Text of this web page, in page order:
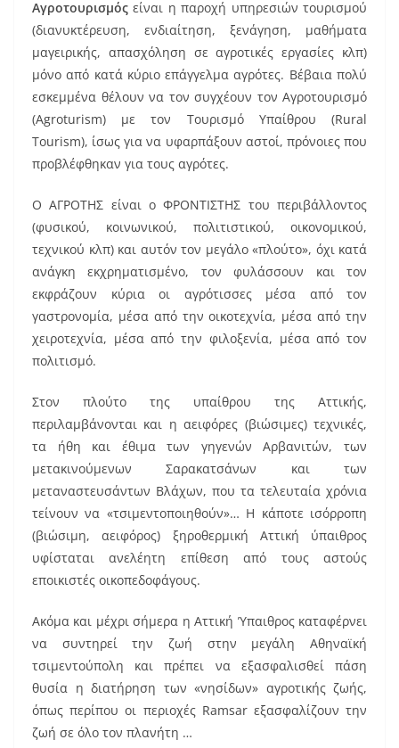
Αγροτουρισμός είναι η παροχή υπηρεσιών τουρισμού
(διανυκτέρευση, ενδιαίτηση, ξενάγηση, μαθήματα
μαγειρικής, απασχόληση σε αγροτικές εργασίες κλπ)
μόνο από κατά κύριο επάγγελμα αγρότες. Βέβαια πολύ
εσκεμμένα θέλουν να τον συγχέουν τον Αγροτουρισμό
(Agroturism) με τον Τουρισμό Υπαίθρου (Rural
Tourism), ίσως για να υφαρπάξουν αστοί, πρόνοιες που
προβλέφθηκαν για τους αγρότες.
Ο ΑΓΡΟΤΗΣ είναι ο ΦΡΟΝΤΙΣΤΗΣ του περιβάλλοντος
(φυσικού, κοινωνικού, πολιτιστικού, οικονομικού,
τεχνικού κλπ) και αυτόν τον μεγάλο «πλούτο», όχι κατά
ανάγκη εκχρηματισμένο, τον φυλάσσουν και τον
εκφράζουν κύρια οι αγρότισσες μέσα από τον
γαστρονομία, μέσα από την οικοτεχνία, μέσα από την
χειροτεχνία, μέσα από την φιλοξενία, μέσα από τον
πολιτισμό.
Στον πλούτο της υπαίθρου της Αττικής,
περιλαμβάνονται και η αειφόρες (βιώσιμες) τεχνικές,
τα ήθη και έθιμα των γηγενών Αρβανιτών, των
μετακινούμενων Σαρακατσάνων και των
μεταναστευσάντων Βλάχων, που τα τελευταία χρόνια
τείνουν να «τσιμεντοποιηθούν»… Η κάποτε ισόρροπη
(βιώσιμη, αειφόρος) ξηροθερμική Αττική ύπαιθρος
υφίσταται ανελέητη επίθεση από τους αστούς
εποικιστές οικοπεδοφάγους.
Ακόμα και μέχρι σήμερα η Αττική Ύπαιθρος καταφέρνει
να συντηρεί την ζωή στην μεγάλη Αθηναϊκή
τσιμεντούπολη και πρέπει να εξασφαλισθεί πάση
θυσία η διατήρηση των «νησίδων» αγροτικής ζωής,
όπως περίπου οι περιοχές Ramsar εξασφαλίζουν την
ζωή σε όλο τον πλανήτη …